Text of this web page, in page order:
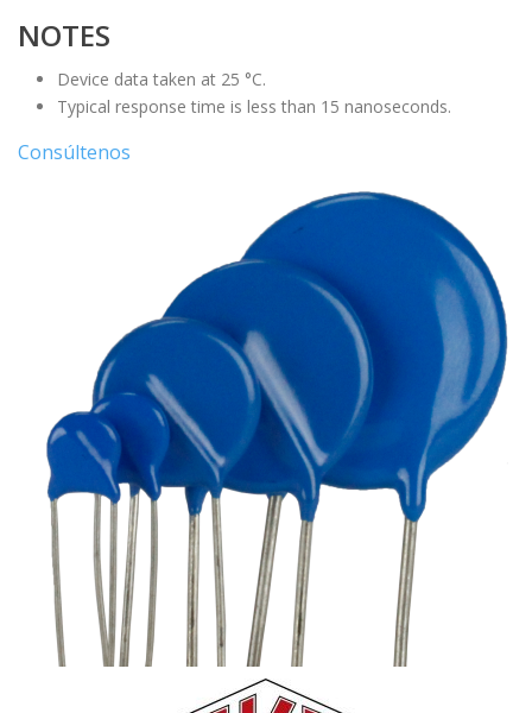
NOTES
Device data taken at 25 °C.
Typical response time is less than 15 nanoseconds.
Consúltenos